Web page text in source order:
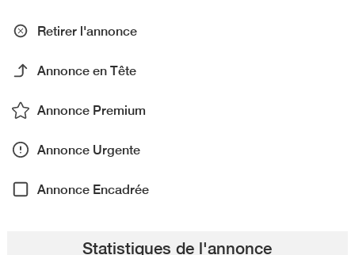
Retirer l'annonce
Annonce en Tête
Annonce Premium
Annonce Urgente
Annonce Encadrée
Statistiques de l'annonce